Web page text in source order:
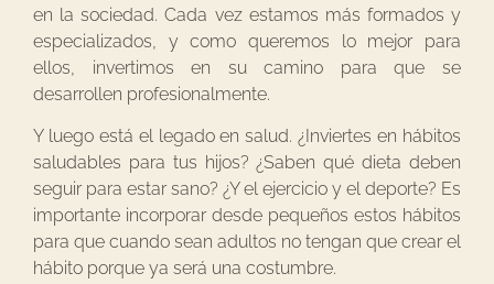
en la sociedad. Cada vez estamos más formados y
especializados, y como queremos lo mejor para
ellos, invertimos en su camino para que se
desarrollen profesionalmente.
Y luego está el legado en salud. ¿Inviertes en hábitos
saludables para tus hijos? ¿Saben qué dieta deben
seguir para estar sano? ¿Y el ejercicio y el deporte? Es
importante incorporar desde pequeños estos hábitos
para que cuando sean adultos no tengan que crear el
hábito porque ya será una costumbre.